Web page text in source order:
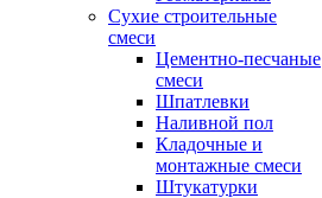
Сухие строительные
смеси
Цементно-песчаные
смеси
Шпатлевки
Наливной пол
Кладочные и
монтажные смеси
Штукатурки